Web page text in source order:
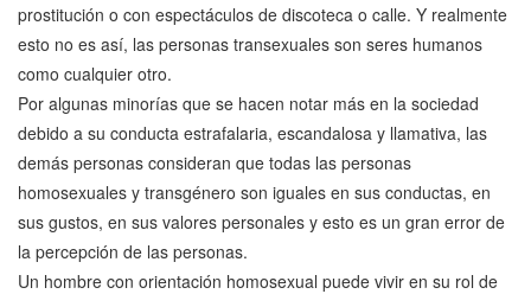
prostitución o con espectáculos de discoteca o calle. Y realmente
esto no es así, las personas transexuales son seres humanos
como cualquier otro.
Por algunas minorías que se hacen notar más en la sociedad
debido a su conducta estrafalaria, escandalosa y llamativa, las
demás personas consideran que todas las personas
homosexuales y transgénero son iguales en sus conductas, en
sus gustos, en sus valores personales y esto es un gran error de
la percepción de las personas.
Un hombre con orientación homosexual puede vivir en su rol de